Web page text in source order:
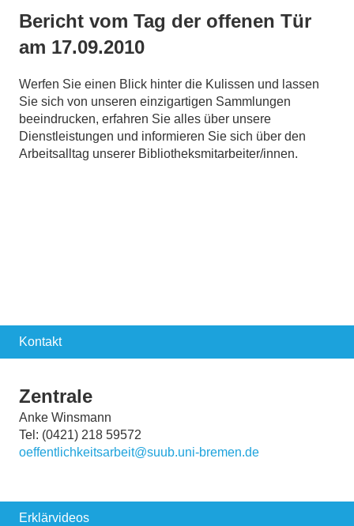
Bericht vom Tag der offenen Tür
am 17.09.2010
Werfen Sie einen Blick hinter die Kulissen und lassen
Sie sich von unseren einzigartigen Sammlungen
beeindrucken, erfahren Sie alles über unsere
Dienstleistungen und informieren Sie sich über den
Arbeitsalltag unserer Bibliotheksmitarbeiter/innen.
Kontakt
Zentrale
Anke Winsmann
Tel: (0421) 218 59572
oeffentlichkeitsarbeit@suub.uni-bremen.de
Erklärvideos